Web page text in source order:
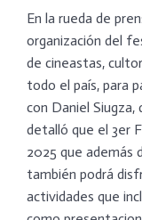
En la rueda de
organización del
de cineastas,
todo el país, para
con Daniel
detalló que el 3er
2025 que además
también podrá
actividades que